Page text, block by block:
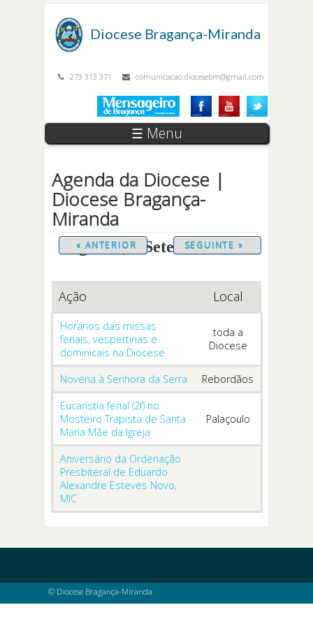
Diocese Bragança-Miranda
273 313 371 comunicacao.diocesebm@gmail.com
☰ Menu
Agenda da Diocese |
Diocese Bragança-
Miranda
Segunda, 1 Setembro 2025
« ANTERIOR SEGUINTE »
Ação Local
Horários das missas
feriais, vespertinas e
dominicais na Diocese
toda a
Diocese
Novena à Senhora da Serra
Rebordãos
Eucaristia ferial (2f) no
Mosteiro Trapista de Santa
Maria Mãe da Igreja
Palaçoulo
Aniversário da Ordenação
Presbiteral de Eduardo
Alexandre Esteves Novo,
MIC
© Diocese Bragança-Miranda